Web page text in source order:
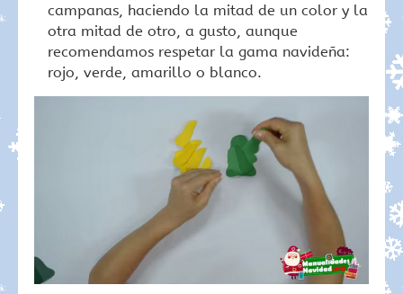
campanas, haciendo la mitad de un color y la
otra mitad de otro, a gusto, aunque
recomendamos respetar la gama navideña:
rojo, verde, amarillo o blanco.